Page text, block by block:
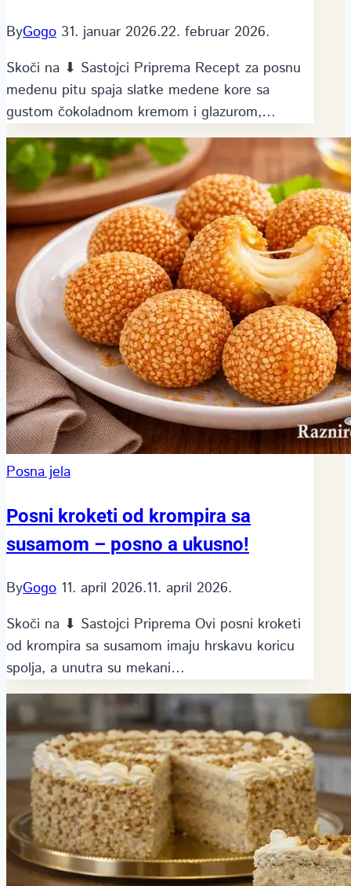
ByGogo 31. januar 2026.22. februar 2026.
Skoči na ⬇ Sastojci Priprema Recept za posnu
medenu pitu spaja slatke medene kore sa
gustom čokoladnom kremom i glazurom,…
Posna jela
Posni kroketi od krompira sa
susamom – posno a ukusno!
ByGogo 11. april 2026.11. april 2026.
Skoči na ⬇ Sastojci Priprema Ovi posni kroketi
od krompira sa susamom imaju hrskavu koricu
spolja, a unutra su mekani…